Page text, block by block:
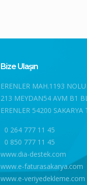
Bize Ulaşın
ERENLER MAH.1193
213 MEYDAN54 AVM B1
ERENLER 54200 SAKARYA
0 264 777 11 45
0 850 777 11 45
www.dia-destek.com
www.e-faturasakarya.com
www.e-veriyedekleme.com